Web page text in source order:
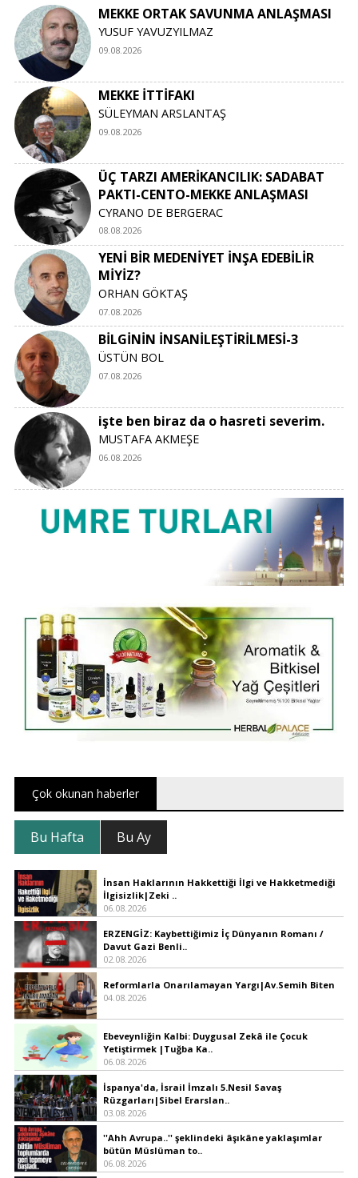
MEKKE ORTAK SAVUNMA ANLAŞMASI
YUSUF YAVUZYILMAZ
09.08.2026
MEKKE İTTİFAKI
SÜLEYMAN ARSLANTAŞ
09.08.2026
ÜÇ TARZI AMERİKANCILIK: SADABAT
PAKTI-CENTO-MEKKE ANLAŞMASI
CYRANO DE BERGERAC
08.08.2026
YENİ BİR MEDENİYET İNŞA EDEBİLİR
MİYİZ?
ORHAN GÖKTAŞ
07.08.2026
BİLGİNİN İNSANİLEŞTİRİLMESİ-3
ÜSTÜN BOL
07.08.2026
işte ben biraz da o hasreti severim.
MUSTAFA AKMEŞE
06.08.2026
Çok okunan haberler
Bu Hafta Bu Ay
İnsan Haklarının Hakkettiği İlgi ve Hakketmediği
İlgisizlik|Zeki ..
06.08.2026
ERZENGİZ: Kaybettiğimiz İç Dünyanın Romanı /
Davut Gazi Benli..
02.08.2026
Reformlarla Onarılamayan Yargı|Av.Semih Biten
04.08.2026
Ebeveynliğin Kalbi: Duygusal Zekâ ile Çocuk
Yetiştirmek |Tuğba Ka..
06.08.2026
İspanya'da, İsrail İmzalı 5.Nesil Savaş
Rüzgarları|Sibel Erarslan..
03.08.2026
''Ahh Avrupa..'' şeklindeki âşıkâne yaklaşımlar
bütün Müslüman to..
06.08.2026